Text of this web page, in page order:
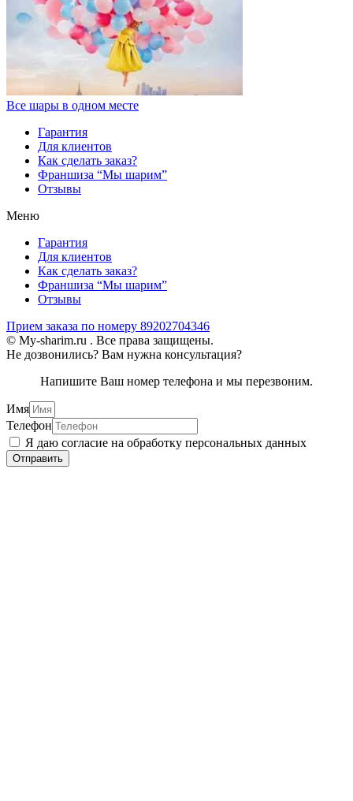
Все шары в одном месте
Гарантия
Для клиентов
Как сделать заказ?
Франшиза “Мы шарим”
Отзывы
Меню
Гарантия
Для клиентов
Как сделать заказ?
Франшиза “Мы шарим”
Отзывы
Прием заказа по номеру 89202704346
© My-sharim.ru . Все права защищены.
Не дозвонились? Вам нужна консультация?
Напишите Ваш номер телефона и мы перезвоним.
Имя
Телефон
Я даю согласие на обработку персональных данных
Отправить